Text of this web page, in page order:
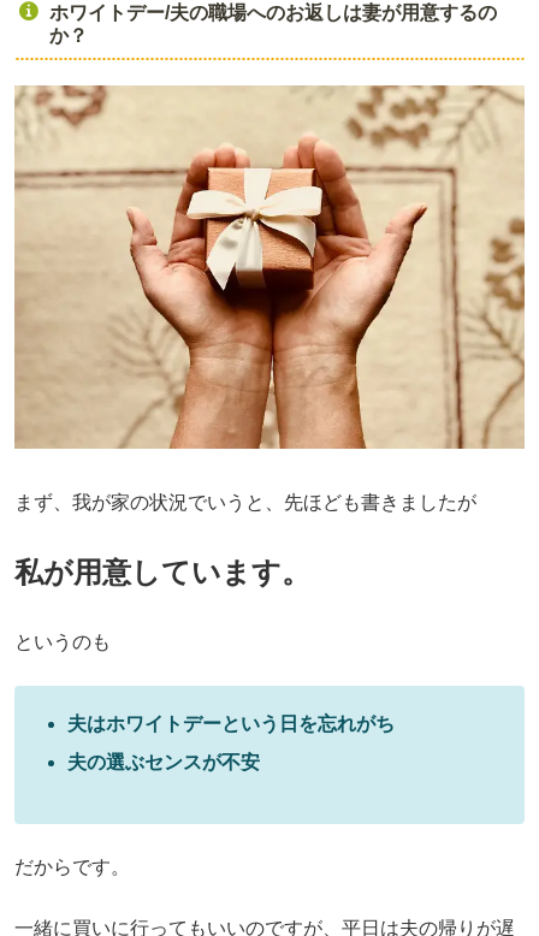
ホワイトデー/夫の職場へのお返しは妻が用意するの
か？
まず、我が家の状況でいうと、先ほども書きましたが
私が用意しています。
というのも
夫はホワイトデーという日を忘れがち
夫の選ぶセンスが不安
だからです。
一緒に買いに行ってもいいのですが、平日は夫の帰りが遅